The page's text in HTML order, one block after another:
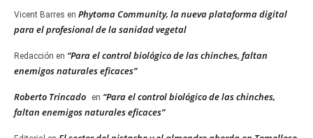
Vicent Barres en Phytoma Community, la nueva plataforma digital
para el profesional de la sanidad vegetal
Redacción en “Para el control biológico de las chinches, faltan
enemigos naturales eficaces”
Roberto Trincado en “Para el control biológico de las chinches,
faltan enemigos naturales eficaces”